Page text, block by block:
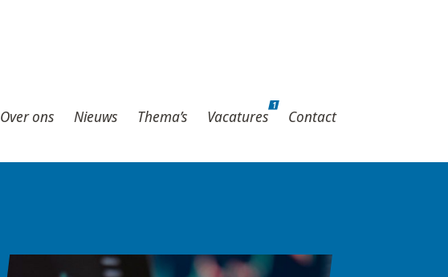
Over ons Nieuws Thema’s Vacatures
1
Contact